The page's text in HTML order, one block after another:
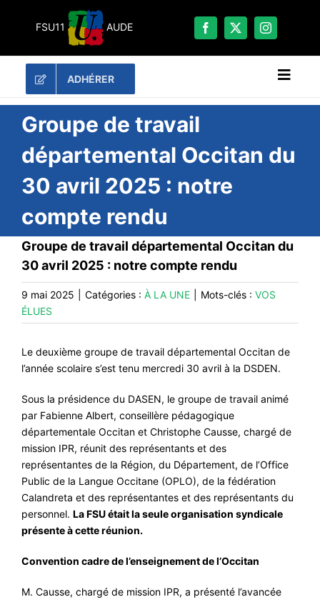
FSU11 AUDE
ADHÉRER
RECHERCHER:
LES UNES
#ACTUALITÉS
DOSSIERS
PUBLICATIONS
CONTACT
#FORMATION
#ÉLECTIONS
#MÉDIAS
#DÉBATS
#PRESSE
#ARCHIVES
Groupe de travail
départemental Occitan du
30 avril 2025 : notre
compte rendu
Groupe de travail départemental Occitan du
30 avril 2025 : notre compte rendu
9 mai 2025 Catégories : À LA UNE Mots-clés : VOS
ÉLUES
Le deuxième groupe de travail départemental Occitan de
l’année scolaire s’est tenu mercredi 30 avril à la DSDEN.
Sous la présidence du DASEN, le groupe de travail animé
par Fabienne Albert, conseillère pédagogique
départementale Occitan et Christophe Causse, chargé de
mission IPR, réunit des représentants et des
représentantes de la Région, du Département, de l’Office
Public de la Langue Occitane (OPLO), de la fédération
Calandreta et des représentantes et des représentants du
personnel. La FSU était la seule organisation syndicale
présente à cette réunion.
Convention cadre de l’enseignement de l’Occitan
M. Causse, chargé de mission IPR, a présenté l’avancée